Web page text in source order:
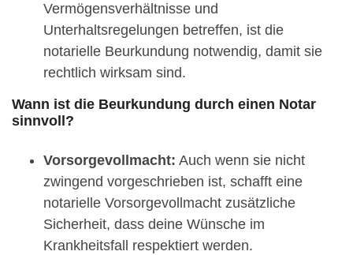
Vermögensverhältnisse und
Unterhaltsregelungen betreffen, ist die
notarielle Beurkundung notwendig, damit sie
rechtlich wirksam sind.
Wann ist die Beurkundung durch einen Notar
sinnvoll?
Vorsorgevollmacht: Auch wenn sie nicht
zwingend vorgeschrieben ist, schafft eine
notarielle Vorsorgevollmacht zusätzliche
Sicherheit, dass deine Wünsche im
Krankheitsfall respektiert werden.